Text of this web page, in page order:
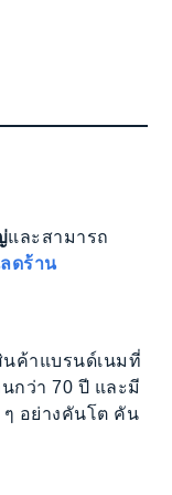
และสามารถ
ดร้าน
ค้าแบรนด์เนมที่
กว่า 70 ปี และมี
อย่างคันโต คัน